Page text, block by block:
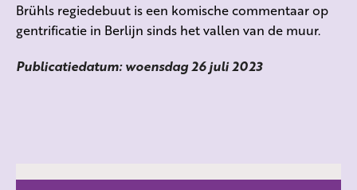
Brühls regiedebuut is een komische commentaar op
gentrificatie in Berlijn sinds het vallen van de muur.
Publicatiedatum: woensdag 26 juli 2023